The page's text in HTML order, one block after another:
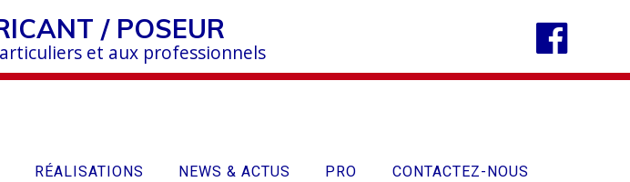
/ POSEUR
et aux professionnels
RÉALISATIONS NEWS & ACTUS PRO CONTACTEZ-NOUS